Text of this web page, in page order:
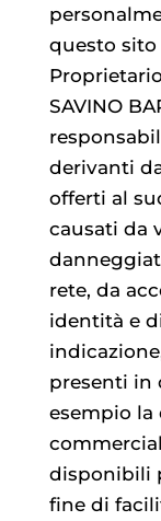
questo
SAVINO
derivanti
offerti al
causati da
rete, da
identità e
presenti in
esempio la
disponibili
fine di